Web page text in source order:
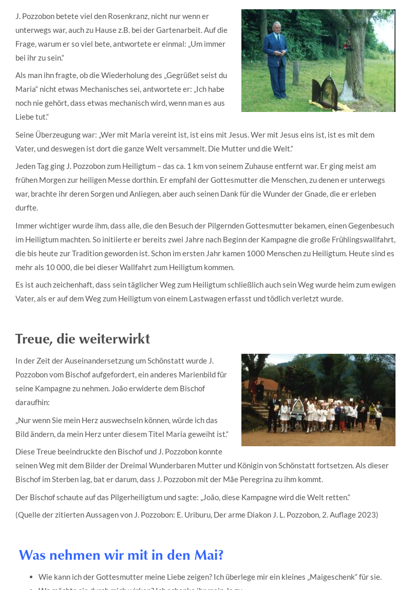
J. Pozzobon betete viel den Rosenkranz, nicht nur wenn er
unterwegs war, auch zu Hause z.B. bei der Gartenarbeit. Auf die
Frage, warum er so viel bete, antwortete er einmal: „Um immer
bei ihr zu sein.“
Als man ihn fragte, ob die Wiederholung des „Gegrüßet seist du
Maria“ nicht etwas Mechanisches sei, antwortete er: „Ich habe
noch nie gehört, dass etwas mechanisch wird, wenn man es aus
Liebe tut.“
Seine Überzeugung war: „Wer mit Maria vereint ist, ist eins mit Jesus. Wer mit Jesus eins ist, ist es mit dem
Vater, und deswegen ist dort die ganze Welt versammelt. Die Mutter und die Welt.“
Jeden Tag ging J. Pozzobon zum Heiligtum – das ca. 1 km von seinem Zuhause entfernt war. Er ging meist am
frühen Morgen zur heiligen Messe dorthin. Er empfahl der Gottesmutter die Menschen, zu denen er unterwegs
war, brachte ihr deren Sorgen und Anliegen, aber auch seinen Dank für die Wunder der Gnade, die er erleben
durfte.
Immer wichtiger wurde ihm, dass alle, die den Besuch der Pilgernden Gottesmutter bekamen, einen Gegenbesuch
im Heiligtum machten. So initiierte er bereits zwei Jahre nach Beginn der Kampagne die große Frühlingswallfahrt,
die bis heute zur Tradition geworden ist. Schon im ersten Jahr kamen 1000 Menschen zu Heiligtum. Heute sind es
mehr als 10 000, die bei dieser Wallfahrt zum Heiligtum kommen.
Es ist auch zeichenhaft, dass sein täglicher Weg zum Heiligtum schließlich auch sein Weg wurde heim zum ewigen
Vater, als er auf dem Weg zum Heiligtum von einem Lastwagen erfasst und tödlich verletzt wurde.
Treue, die weiterwirkt
In der Zeit der Auseinandersetzung um Schönstatt wurde J.
Pozzobon vom Bischof aufgefordert, ein anderes Marienbild für
seine Kampagne zu nehmen. João erwiderte dem Bischof
daraufhin:
„Nur wenn Sie mein Herz auswechseln können, würde ich das
Bild ändern, da mein Herz unter diesem Titel Maria geweiht ist.“
Diese Treue beeindruckte den Bischof und J. Pozzobon konnte
seinen Weg mit dem Bilder der Dreimal Wunderbaren Mutter und Königin von Schönstatt fortsetzen. Als dieser
Bischof im Sterben lag, bat er darum, dass J. Pozzobon mit der Mãe Peregrina zu ihm kommt.
Der Bischof schaute auf das Pilgerheiligtum und sagte: „João, diese Kampagne wird die Welt retten.“
(Quelle der zitierten Aussagen von J. Pozzobon: E. Uriburu, Der arme Diakon J. L. Pozzobon, 2. Auflage 2023)
Was nehmen wir mit in den Mai?
Wie kann ich der Gottesmutter meine Liebe zeigen? Ich überlege mir ein kleines „Maigeschenk“ für sie.